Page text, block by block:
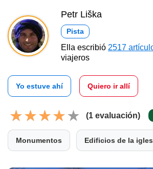
Petr Liška
Pista
Ella escribió 2517
viajeros
Yo estuve ahí Quiero ir allí
(1 evaluación)
Monumentos Edificios de la